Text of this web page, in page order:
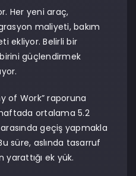
Her yeni araç,
maliyeti, bakım
ekliyor. Belirli bir
güçlendirmek
of Work” raporuna
haftada ortalama 5.2
geçiş yapmakla
süre, aslında tasarruf
ek yük.